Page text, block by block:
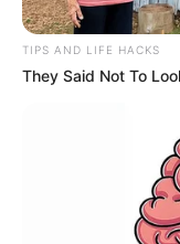
TIPS AND LIFE HACKS
They Said Not To